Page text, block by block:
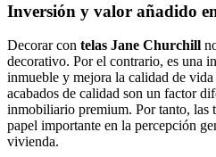
Inversión y valor añadido
Decorar con telas Jane Churchill
decorativo. Por el contrario, es una
inmueble y mejora la calidad de
acabados de calidad son un factor
inmobiliario premium. Por tanto, las
papel importante en la percepción
vivienda.